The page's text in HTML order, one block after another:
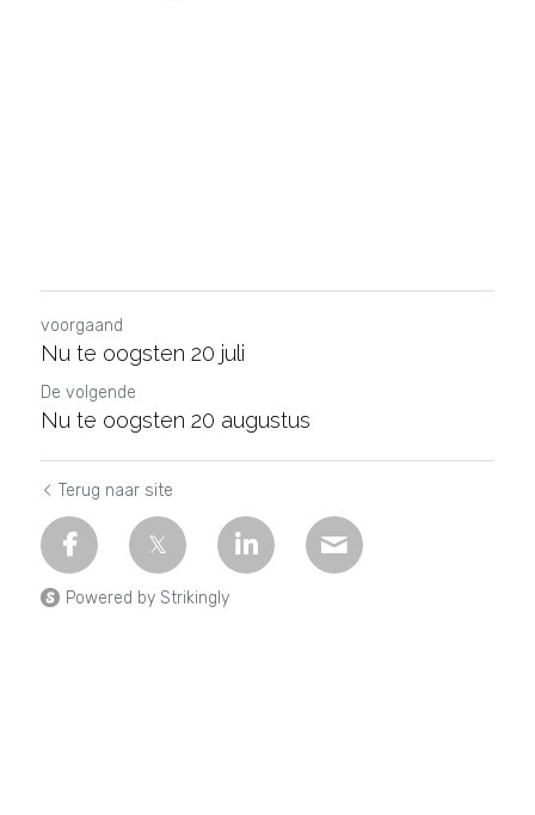
voorgaand
Nu te oogsten 20 juli
De volgende
Nu te oogsten 20 augustus
Terug naar site
Powered by Strikingly